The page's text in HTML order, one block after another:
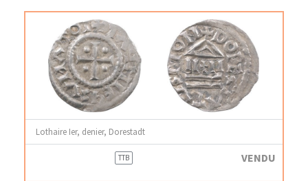
Lothaire Ier, denier, Dorestadt
TTB VENDU